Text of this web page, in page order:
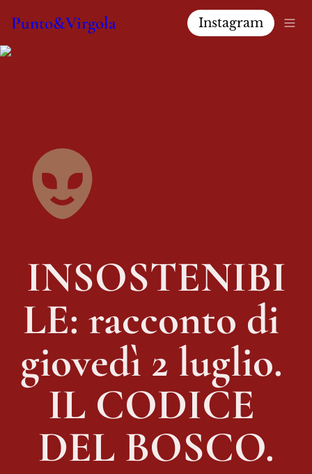
Punto&Virgola Instagram
INSOSTENIBI
LE: racconto di
giovedì 2 luglio.
IL CODICE
DEL BOSCO.